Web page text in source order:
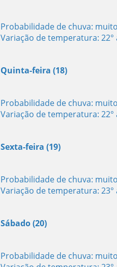
Probabilidade de chuva:
Variação de temperatura: 22°
Quinta-feira (18)
Probabilidade de chuva:
Variação de temperatura: 22°
Sexta-feira (19)
Probabilidade de chuva:
Variação de temperatura: 23°
Sábado (20)
Probabilidade de chuva: